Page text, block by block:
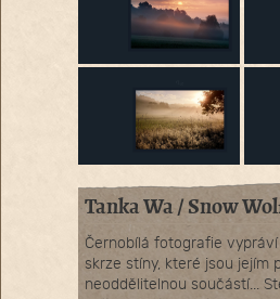
Tanka Wa / Snow
Černobílá fotografie
skrze stíny, které jsou jejím
neoddělitelnou součástí...